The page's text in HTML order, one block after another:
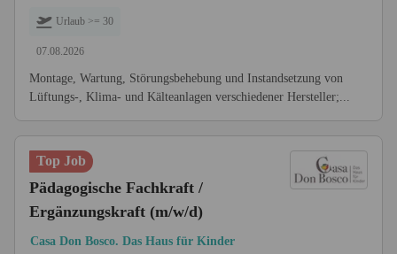
Urlaub >= 30
07.08.2026
Montage, Wartung, Störungsbehebung und Instandsetzung von
Lüftungs-, Klima- und Kälteanlagen verschiedener Hersteller;...
Top Job
Pädagogische Fachkraft /
Ergänzungskraft (m/w/d)
Casa Don Bosco. Das Haus für Kinder